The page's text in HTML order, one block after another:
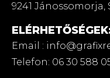
9241 Jánossomorja,
Email :
Telefon: 06 30 588